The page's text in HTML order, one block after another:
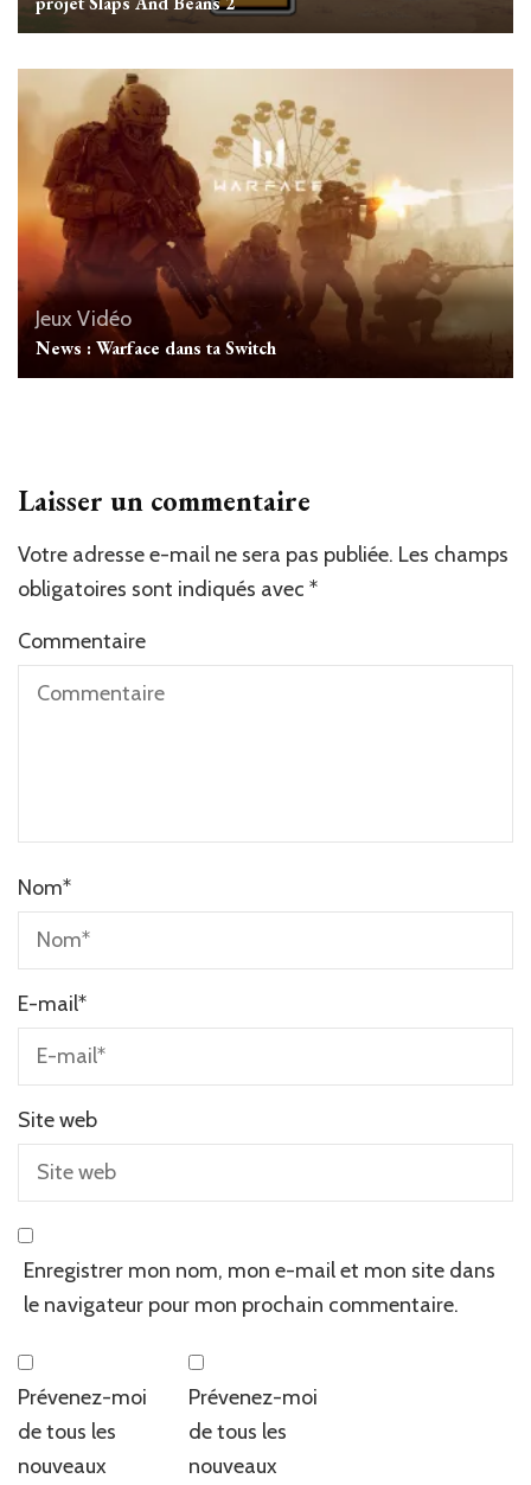
Jeux Vidéo
News : Warface dans ta Switch
Laisser un commentaire
Votre adresse e-mail ne sera pas publiée. Les champs
obligatoires sont indiqués avec *
Commentaire
Nom*
E-mail*
Site web
Enregistrer mon nom, mon e-mail et mon site dans
le navigateur pour mon prochain commentaire.
Prévenez-moi
de tous les
nouveaux
Prévenez-moi
de tous les
nouveaux